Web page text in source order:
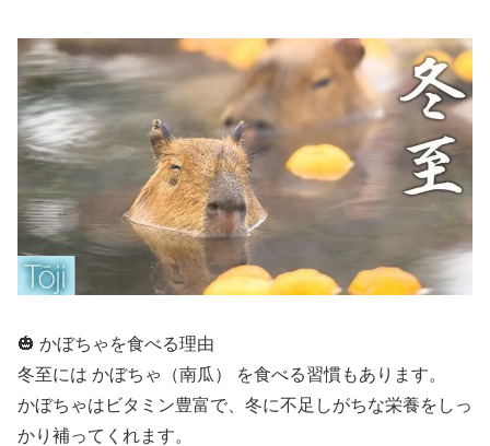
🎃 かぼちゃを食べる理由
冬至には かぼちゃ（南瓜） を食べる習慣もあります。
かぼちゃはビタミン豊富で、冬に不足しがちな栄養をしっ
かり補ってくれます。